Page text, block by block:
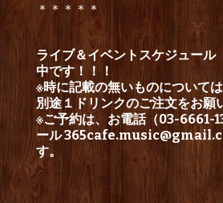
＊＊＊＊＊
ライブ＆イベントスケジュール
中です！！！
※時に記載の無いものについて
別途１ドリンクのご注文をお願
※ご予約は、お電話（03-6661-
ール
す。